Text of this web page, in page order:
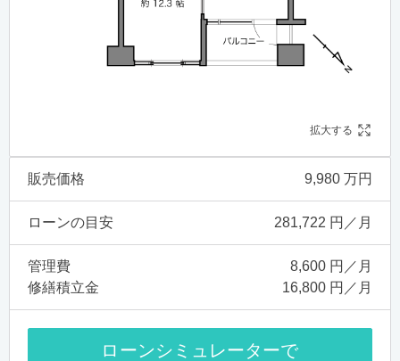
拡大する
販売価格 9,980 万円
ローンの目安 281,722 円／月
管理費
8,600 円／月
修繕積立金
16,800 円／月
ローンシミュレーターで